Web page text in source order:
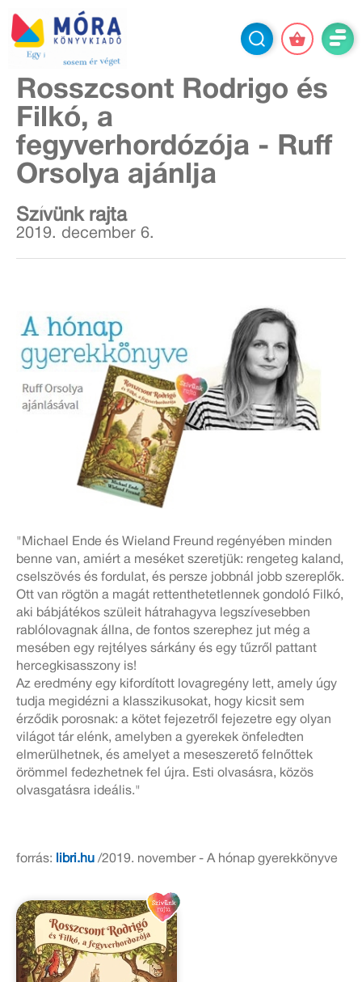
Rosszcsont Rodrigo és
Filkó, a
fegyverhordózója - Ruff
Orsolya ajánlja
Szívünk rajta
2019. december 6.
"Michael Ende és Wieland Freund regényében minden
benne van, amiért a meséket szeretjük: rengeteg kaland,
cselszövés és fordulat, és persze jobbnál jobb szereplők.
Ott van rögtön a magát rettenthetetlennek gondoló Filkó,
aki bábjátékos szüleit hátrahagyva legszívesebben
rablólovagnak állna, de fontos szerephez jut még a
mesében egy rejtélyes sárkány és egy tűzről pattant
hercegkisasszony is!
Az eredmény egy kifordított lovagregény lett, amely úgy
tudja megidézni a klasszikusokat, hogy kicsit sem
érződik porosnak: a kötet fejezetről fejezetre egy olyan
világot tár elénk, amelyben a gyerekek önfeledten
elmerülhetnek, és amelyet a meseszerető felnőttek
örömmel fedezhetnek fel újra. Esti olvasásra, közös
olvasgatásra ideális."
forrás: libri.hu /2019. november - A hónap gyerekkönyve